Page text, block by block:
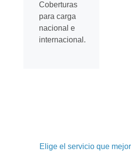
Coberturas
para carga
nacional e
internacional.
Elige el servicio que